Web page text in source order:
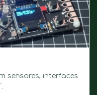
sensores, interfaces